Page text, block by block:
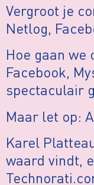
Vergroot je
Netlog,
Hoe gaan
Facebook,
spectaculair
Maar let op:
Karel
waard vindt,